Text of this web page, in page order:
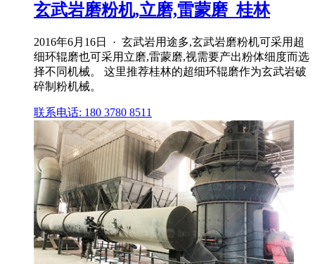
玄武岩磨粉机,立磨,雷蒙磨_桂林
2016年6月16日 · 玄武岩用途多,玄武岩磨粉机可采用超
细环辊磨也可采用立磨,雷蒙磨,视需要产出粉体细度而选
择不同机械。 这里推荐桂林的超细环辊磨作为玄武岩破
碎制粉机械。
联系电话: 180 3780 8511